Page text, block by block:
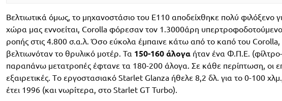
Βελτιωτικά όμως, το μηχανοστάσιο του E110 αποδείχθηκε πολύ φιλόξενο
χώρα μας εννοείται, Corolla φόρεσαν τον 1.3000άρη
ροπής στις 4.800 σ.α.λ. Όσο εύκολα έμπαινε κάτω από το καπό του
βελτιωνόταν το θρυλικό μοτέρ. Τα 150-160 άλογα ήταν ένα Φ.Π.Ε.
παραπάνω μετατροπές έφτανε τα 180-200 άλογα. Σε κάθε περίπτωση, οι
εξαιρετικές. Tο εργοστασιακό Starlet Glanza ήθελε 8,2 δλ. για το 0-100
έτει 1996 (και νωρίτερα, στο Starlet GT Turbo).